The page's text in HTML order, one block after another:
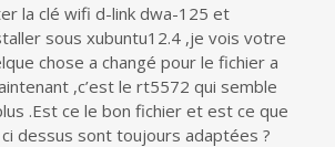
la clé wifi d-link dwa-125 et
sous xubuntu12.4 ,je vois votre
chose a changé pour le fichier a
,c’est le rt5572 qui semble
.Est ce le bon fichier et est ce que
dessus sont toujours adaptées ?